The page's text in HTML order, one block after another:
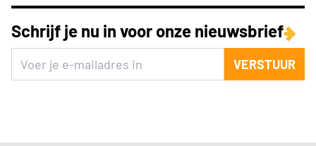
Schrijf je nu in voor onze nieuwsbrief
VERSTUUR